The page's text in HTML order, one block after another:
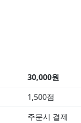
30,000원
1,500점
주문시 결제